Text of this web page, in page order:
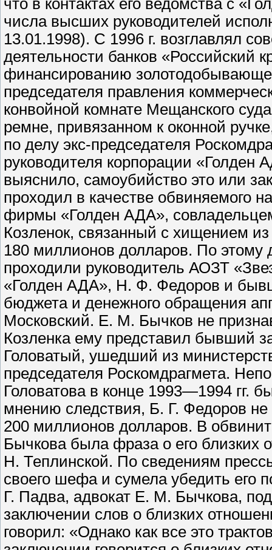
что в контактах его ведомства с
числа высших руководителей
13.01.1998). С 1996 г. возглавлял
деятельности банков «Российский
финансированию
председателя правления
конвойной комнате Мещанского
ремне, привязанном к оконной
по делу экс-председателя
руководителя корпорации «Голден
выяснило, самоубийство это или
проходил в качестве обвиняемого
фирмы «Голден АДА»,
Козленок, связанный с хищением
180 миллионов долларов. По этому
проходили руководитель АОЗТ
«Голден АДА», Н. Ф. Федоров и
бюджета и денежного обращения
Московский. Е. М. Бычков не
Козленка ему представил бывший
Головатый, ушедший из
председателя Роскомдрагмета.
Головатова в конце 1993—1994
мнению следствия, Б. Г. Федоров
200 миллионов долларов. В
Бычкова была фраза о его
Н. Теплинской. По сведениям
своего шефа и сумела убедить его
Г. Падва, адвокат Е. М. Бычкова,
заключении слов о близких
говорил: «Однако как все это